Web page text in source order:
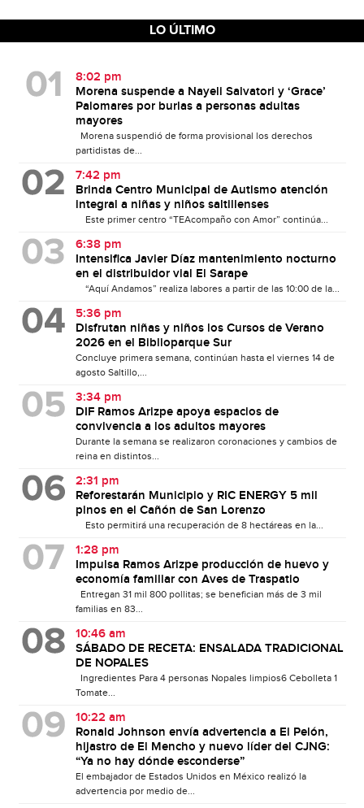
LO ÚLTIMO
8:02 pm
Morena suspende a Nayeli Salvatori y ‘Grace’
Palomares por burlas a personas adultas
mayores
Morena suspendió de forma provisional los derechos
partidistas de...
7:42 pm
Brinda Centro Municipal de Autismo atención
integral a niñas y niños saltillenses
Este primer centro “TEAcompaño con Amor” continúa...
6:38 pm
Intensifica Javier Díaz mantenimiento nocturno
en el distribuidor vial El Sarape
“Aquí Andamos” realiza labores a partir de las 10:00 de la...
5:36 pm
Disfrutan niñas y niños los Cursos de Verano
2026 en el Biblioparque Sur
Concluye primera semana, continúan hasta el viernes 14 de
agosto Saltillo,...
3:34 pm
DIF Ramos Arizpe apoya espacios de
convivencia a los adultos mayores
Durante la semana se realizaron coronaciones y cambios de
reina en distintos...
2:31 pm
Reforestarán Municipio y RIC ENERGY 5 mil
pinos en el Cañón de San Lorenzo
Esto permitirá una recuperación de 8 hectáreas en la...
1:28 pm
Impulsa Ramos Arizpe producción de huevo y
economía familiar con Aves de Traspatio
Entregan 31 mil 800 pollitas; se benefician más de 3 mil
familias en 83...
10:46 am
SÁBADO DE RECETA: ENSALADA TRADICIONAL
DE NOPALES
Ingredientes Para 4 personas Nopales limpios6 Cebolleta 1
Tomate...
10:22 am
Ronald Johnson envía advertencia a El Pelón,
hijastro de El Mencho y nuevo líder del CJNG:
“Ya no hay dónde esconderse”
El embajador de Estados Unidos en México realizó la
advertencia por medio de...